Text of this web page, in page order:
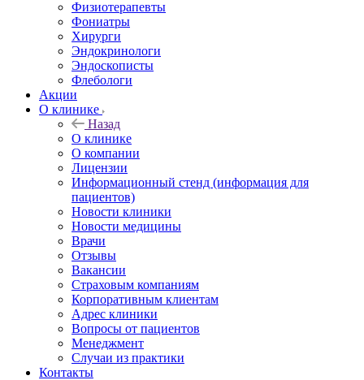
Физиотерапевты
Фониатры
Хирурги
Эндокринологи
Эндоскописты
Флебологи
Акции
О клинике
Назад
О клинике
О компании
Лицензии
Информационный стенд (информация для
пациентов)
Новости клиники
Новости медицины
Врачи
Отзывы
Вакансии
Страховым компаниям
Корпоративным клиентам
Адрес клиники
Вопросы от пациентов
Менеджмент
Случаи из практики
Контакты